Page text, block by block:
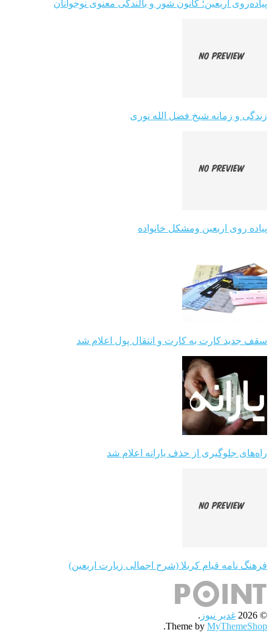
پیاده‌روی اربعین؛ کانون شور و بالندگی معنوی نوجوانان
زندگی و زمانه شیخ فضل الله نوری
پیاده روی اربعین ومشکل خانواده
سقف جدید کارت به کارت و انتقال پول اعلام شد
راه‌های جلوگیری از حذف یارانه اعلام شد
فرهنگ نامه قیام کربلا (شرح اجمالی زیارت اربعین)
© 2026 غدیر نیوز .
Theme by MyThemeShop
.